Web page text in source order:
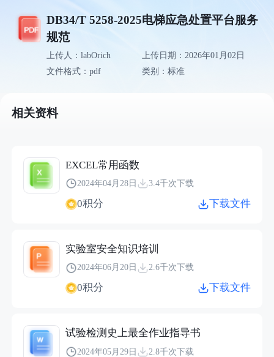
DB34/T 5258-2025电梯应急处置平台服务
规范
上传人：labOrich
文件格式：pdf
上传日期：2026年01月02日
类别：标准
相关资料
EXCEL常用函数
2024年04月28日 3.4千次下载
0积分 下载文件
实验室安全知识培训
2024年06月20日 2.6千次下载
0积分 下载文件
试验检测史上最全作业指导书
2024年05月29日 2.8千次下载